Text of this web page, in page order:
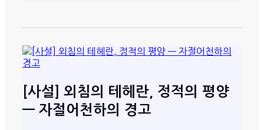
[사설] 외침의 테헤란, 정적의 평양
— 자절어천하의 경고